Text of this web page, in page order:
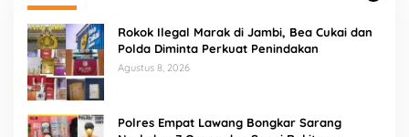
Rokok Ilegal Marak di Jambi, Bea Cukai dan
Polda Diminta Perkuat Penindakan
Agustus 8, 2026
Polres Empat Lawang Bongkar Sarang